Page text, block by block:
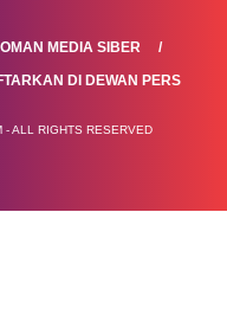
MEDIA SIBER
DI DEWAN PERS
ALL RIGHTS RESERVED